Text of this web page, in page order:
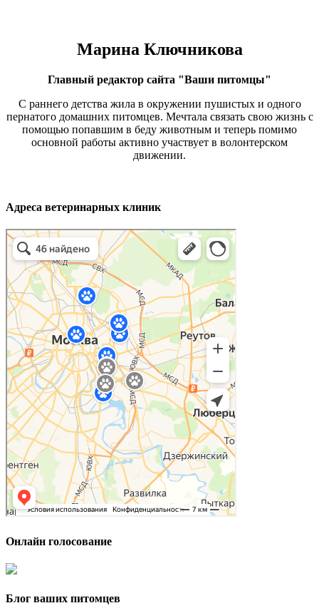
Марина Ключникова
Главный редактор сайта "Ваши питомцы"
С раннего детства жила в окружении пушистых и одного
пернатого домашних питомцев. Мечтала связать свою жизнь с
помощью попавшим в беду животным и теперь помимо
основной работы активно участвует в волонтерском
движении.
Адреса ветеринарных клиник
Онлайн голосование
Блог ваших питомцев